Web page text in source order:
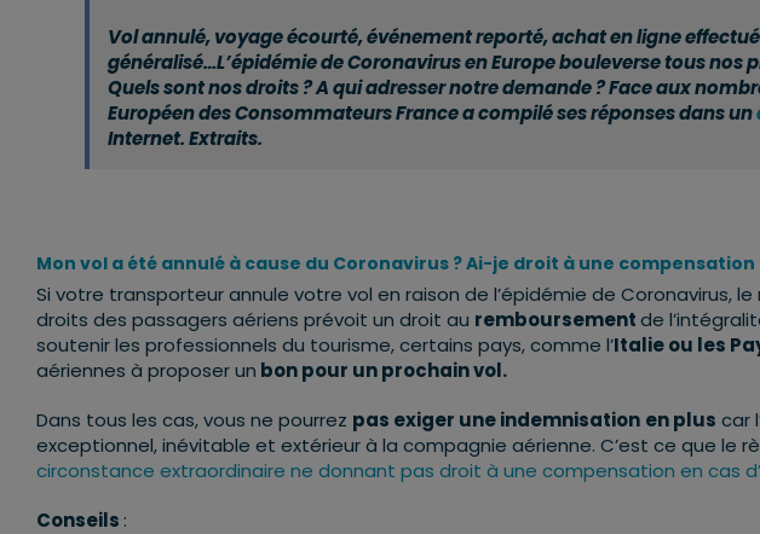
Vol annulé, voyage écourté, événement reporté, achat en ligne
généralisé…L’épidémie de Coronavirus en Europe bouleverse tous nos
Quels sont nos droits ? A qui adresser notre demande ? Face aux
Européen des Consommateurs France a compilé ses réponses dans un
Internet. Extraits.
Mon vol a été annulé à cause du Coronavirus ? Ai-je droit à une compensation
Si votre transporteur annule votre vol en raison de l’épidémie de Coronavirus,
droits des passagers aériens prévoit un droit au remboursementde
soutenir les professionnels du tourisme, certains pays, comme l’Italie ou les
aériennes à proposer un bon pour un prochain vol.
Dans tous les cas, vous ne pourrez pas exiger une indemnisation en plus car
exceptionnel, inévitable et extérieur à la compagnie aérienne. C’est ce que le
circonstance extraordinaire ne donnant pas droit à une compensation en cas
Conseils :